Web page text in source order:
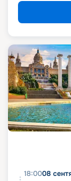
18:0008